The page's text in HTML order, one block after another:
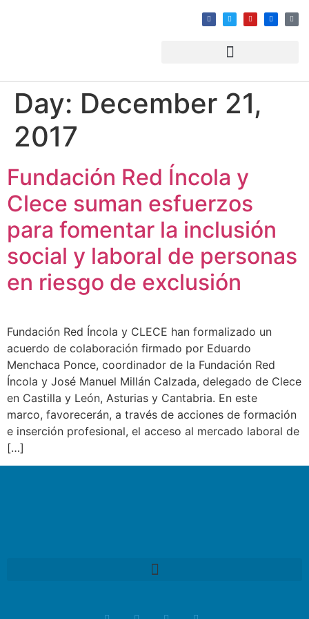
Day: December 21,
2017
Fundación Red Íncola y
Clece suman esfuerzos
para fomentar la inclusión
social y laboral de personas
en riesgo de exclusión
Fundación Red Íncola y CLECE han formalizado un
acuerdo de colaboración firmado por Eduardo
Menchaca Ponce, coordinador de la Fundación Red
Íncola y José Manuel Millán Calzada, delegado de Clece
en Castilla y León, Asturias y Cantabria. En este
marco, favorecerán, a través de acciones de formación
e inserción profesional, el acceso al mercado laboral de
[…]